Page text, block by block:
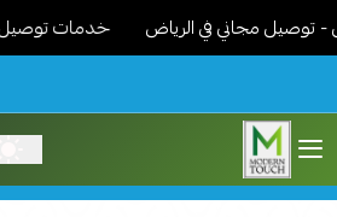
مجاني في الرياض خدمات توصيل
اثاث مودرن لمسة عصرية